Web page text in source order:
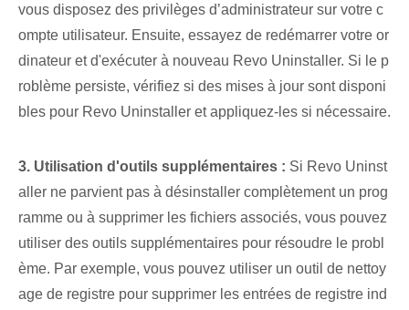
vous disposez des privilèges d’administrateur sur votre c
ompte utilisateur. Ensuite, essayez de redémarrer votre or
dinateur et d'exécuter à nouveau Revo Uninstaller. Si le p
roblème persiste, vérifiez si des mises à jour sont disponi
bles pour Revo Uninstaller et appliquez-les si nécessaire.
3. Utilisation d'outils supplémentaires : Si Revo Uninst
aller ne parvient pas à désinstaller complètement un prog
ramme ou à supprimer les fichiers associés, vous pouvez
utiliser des outils supplémentaires pour résoudre le probl
ème. Par exemple, vous pouvez utiliser un outil de nettoy
age de registre pour supprimer les entrées de registre ind